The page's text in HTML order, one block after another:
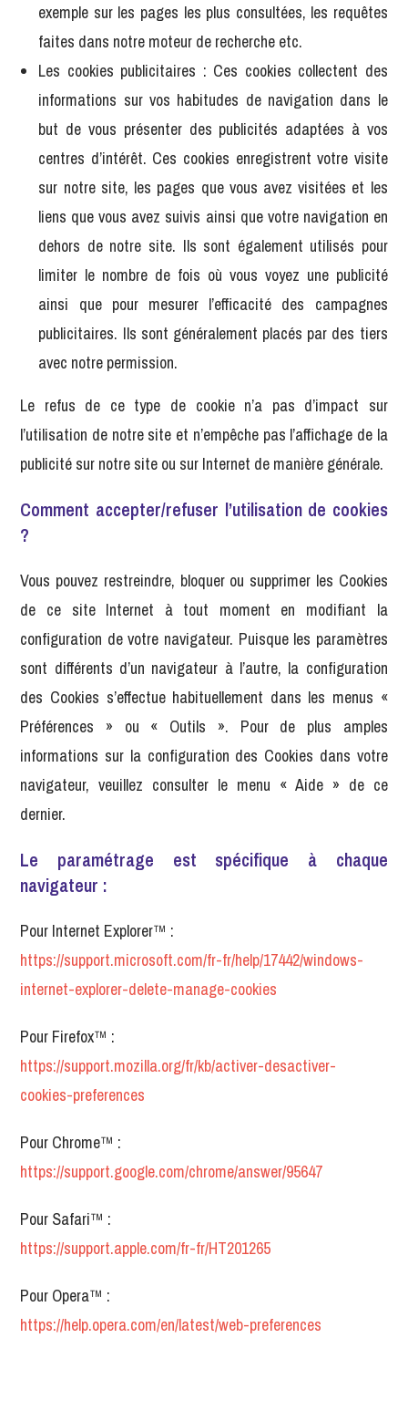
exemple sur les pages les plus consultées, les requêtes
faites dans notre moteur de recherche etc.
Les cookies publicitaires : Ces cookies collectent des
informations sur vos habitudes de navigation dans le
but de vous présenter des publicités adaptées à vos
centres d’intérêt. Ces cookies enregistrent votre visite
sur notre site, les pages que vous avez visitées et les
liens que vous avez suivis ainsi que votre navigation en
dehors de notre site. Ils sont également utilisés pour
limiter le nombre de fois où vous voyez une publicité
ainsi que pour mesurer l’efficacité des campagnes
publicitaires. Ils sont généralement placés par des tiers
avec notre permission.
Le refus de ce type de cookie n’a pas d’impact sur
l’utilisation de notre site et n’empêche pas l’affichage de la
publicité sur notre site ou sur Internet de manière générale.
Comment accepter/refuser l’utilisation de cookies
?
Vous pouvez restreindre, bloquer ou supprimer les Cookies
de ce site Internet à tout moment en modifiant la
configuration de votre navigateur. Puisque les paramètres
sont différents d’un navigateur à l’autre, la configuration
des Cookies s’effectue habituellement dans les menus «
Préférences » ou « Outils ». Pour de plus amples
informations sur la configuration des Cookies dans votre
navigateur, veuillez consulter le menu « Aide » de ce
dernier.
Le paramétrage est spécifique à chaque
navigateur :
Pour Internet Explorer™ :
https://support.microsoft.com/fr-fr/help/17442/windows-
internet-explorer-delete-manage-cookies
Pour Firefox™ :
https://support.mozilla.org/fr/kb/activer-desactiver-
cookies-preferences
Pour Chrome™ :
https://support.google.com/chrome/answer/95647
Pour Safari™ :
https://support.apple.com/fr-fr/HT201265
Pour Opera™ :
https://help.opera.com/en/latest/web-preferences